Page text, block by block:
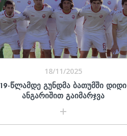
18/11/2025
19-ᲬᲚᲐᲛᲓᲔ ᲒᲣᲜᲓᲛᲐ ᲑᲐᲗᲣᲛᲨᲘ ᲓᲘᲓᲘ
ᲐᲜᲒᲐᲠᲘᲨᲘᲗ ᲒᲐᲘᲛᲐᲠᲯᲕᲐ